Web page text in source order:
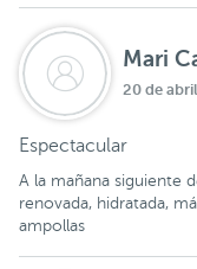
Mari
20 de
Espectacular
A la mañana siguiente
renovada, hidratada,
ampollas